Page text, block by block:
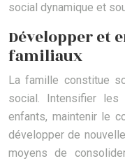
social dynamique et
Développer et
familiaux
La famille constitue
social. Intensifier
enfants, maintenir le
développer de
moyens de